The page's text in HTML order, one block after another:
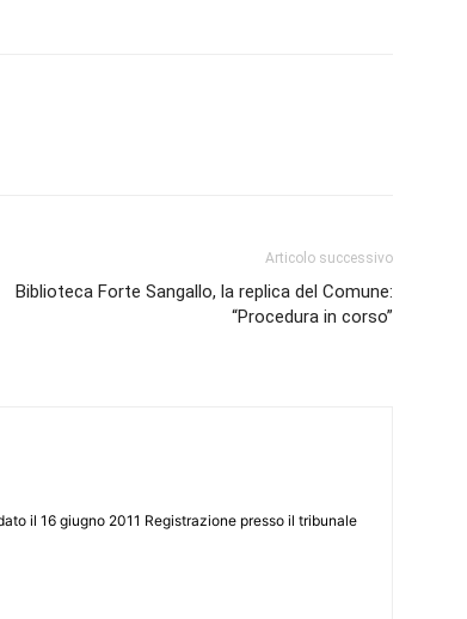
Articolo successivo
Biblioteca Forte Sangallo, la replica del Comune:
“Procedura in corso”
il 16 giugno 2011 Registrazione presso il tribunale